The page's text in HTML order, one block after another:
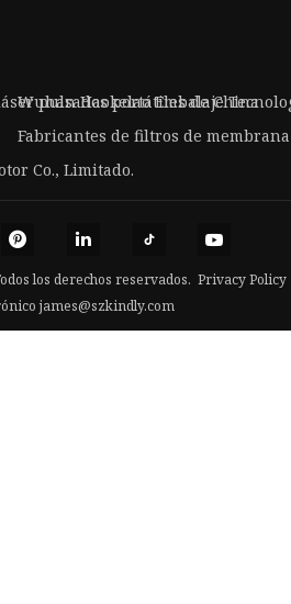
pulsados ​​portátiles de China
Wuhan Haokelao Embalaje
Fabricantes de filtros de
Co., Limitado.
los derechos reservados. Privacy Policy
james@szkindly.com